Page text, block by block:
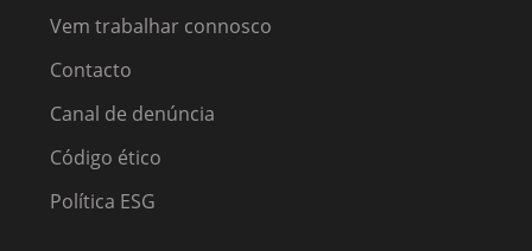
Vem trabalhar connosco
Contacto
Canal de denúncia
Código ético
Política ESG